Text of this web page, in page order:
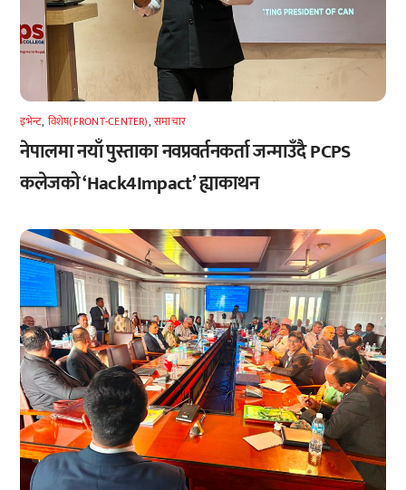
इभेन्ट, विशेष(FRONT-CENTER),समाचार
नेपालमा नयाँ पुस्ताका नवप्रवर्तनकर्ता जन्माउँदै PCPS
कलेजको ‘Hack4Impact’ ह्याकाथन